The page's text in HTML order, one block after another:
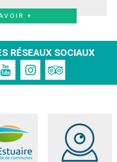
+
RÉSEAUX SOCIAUX